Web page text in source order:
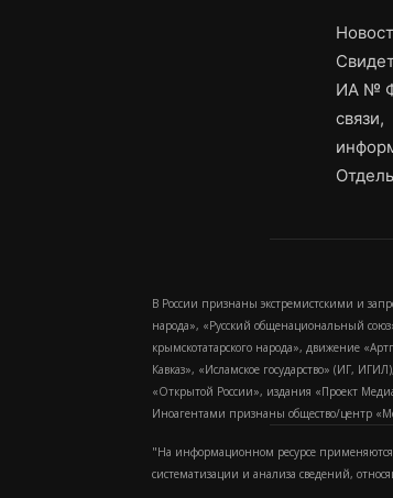
ИА №
связи,
В России признаны экстремистскими и
народа», «Русский общенациональный
крымскотатарского народа», движение
Кавказ», «Исламское государство» (ИГ,
«Открытой России», издания «Проект
Иноагентами признаны общество/центр
"На информационном ресурсе
систематизации и анализа сведений,